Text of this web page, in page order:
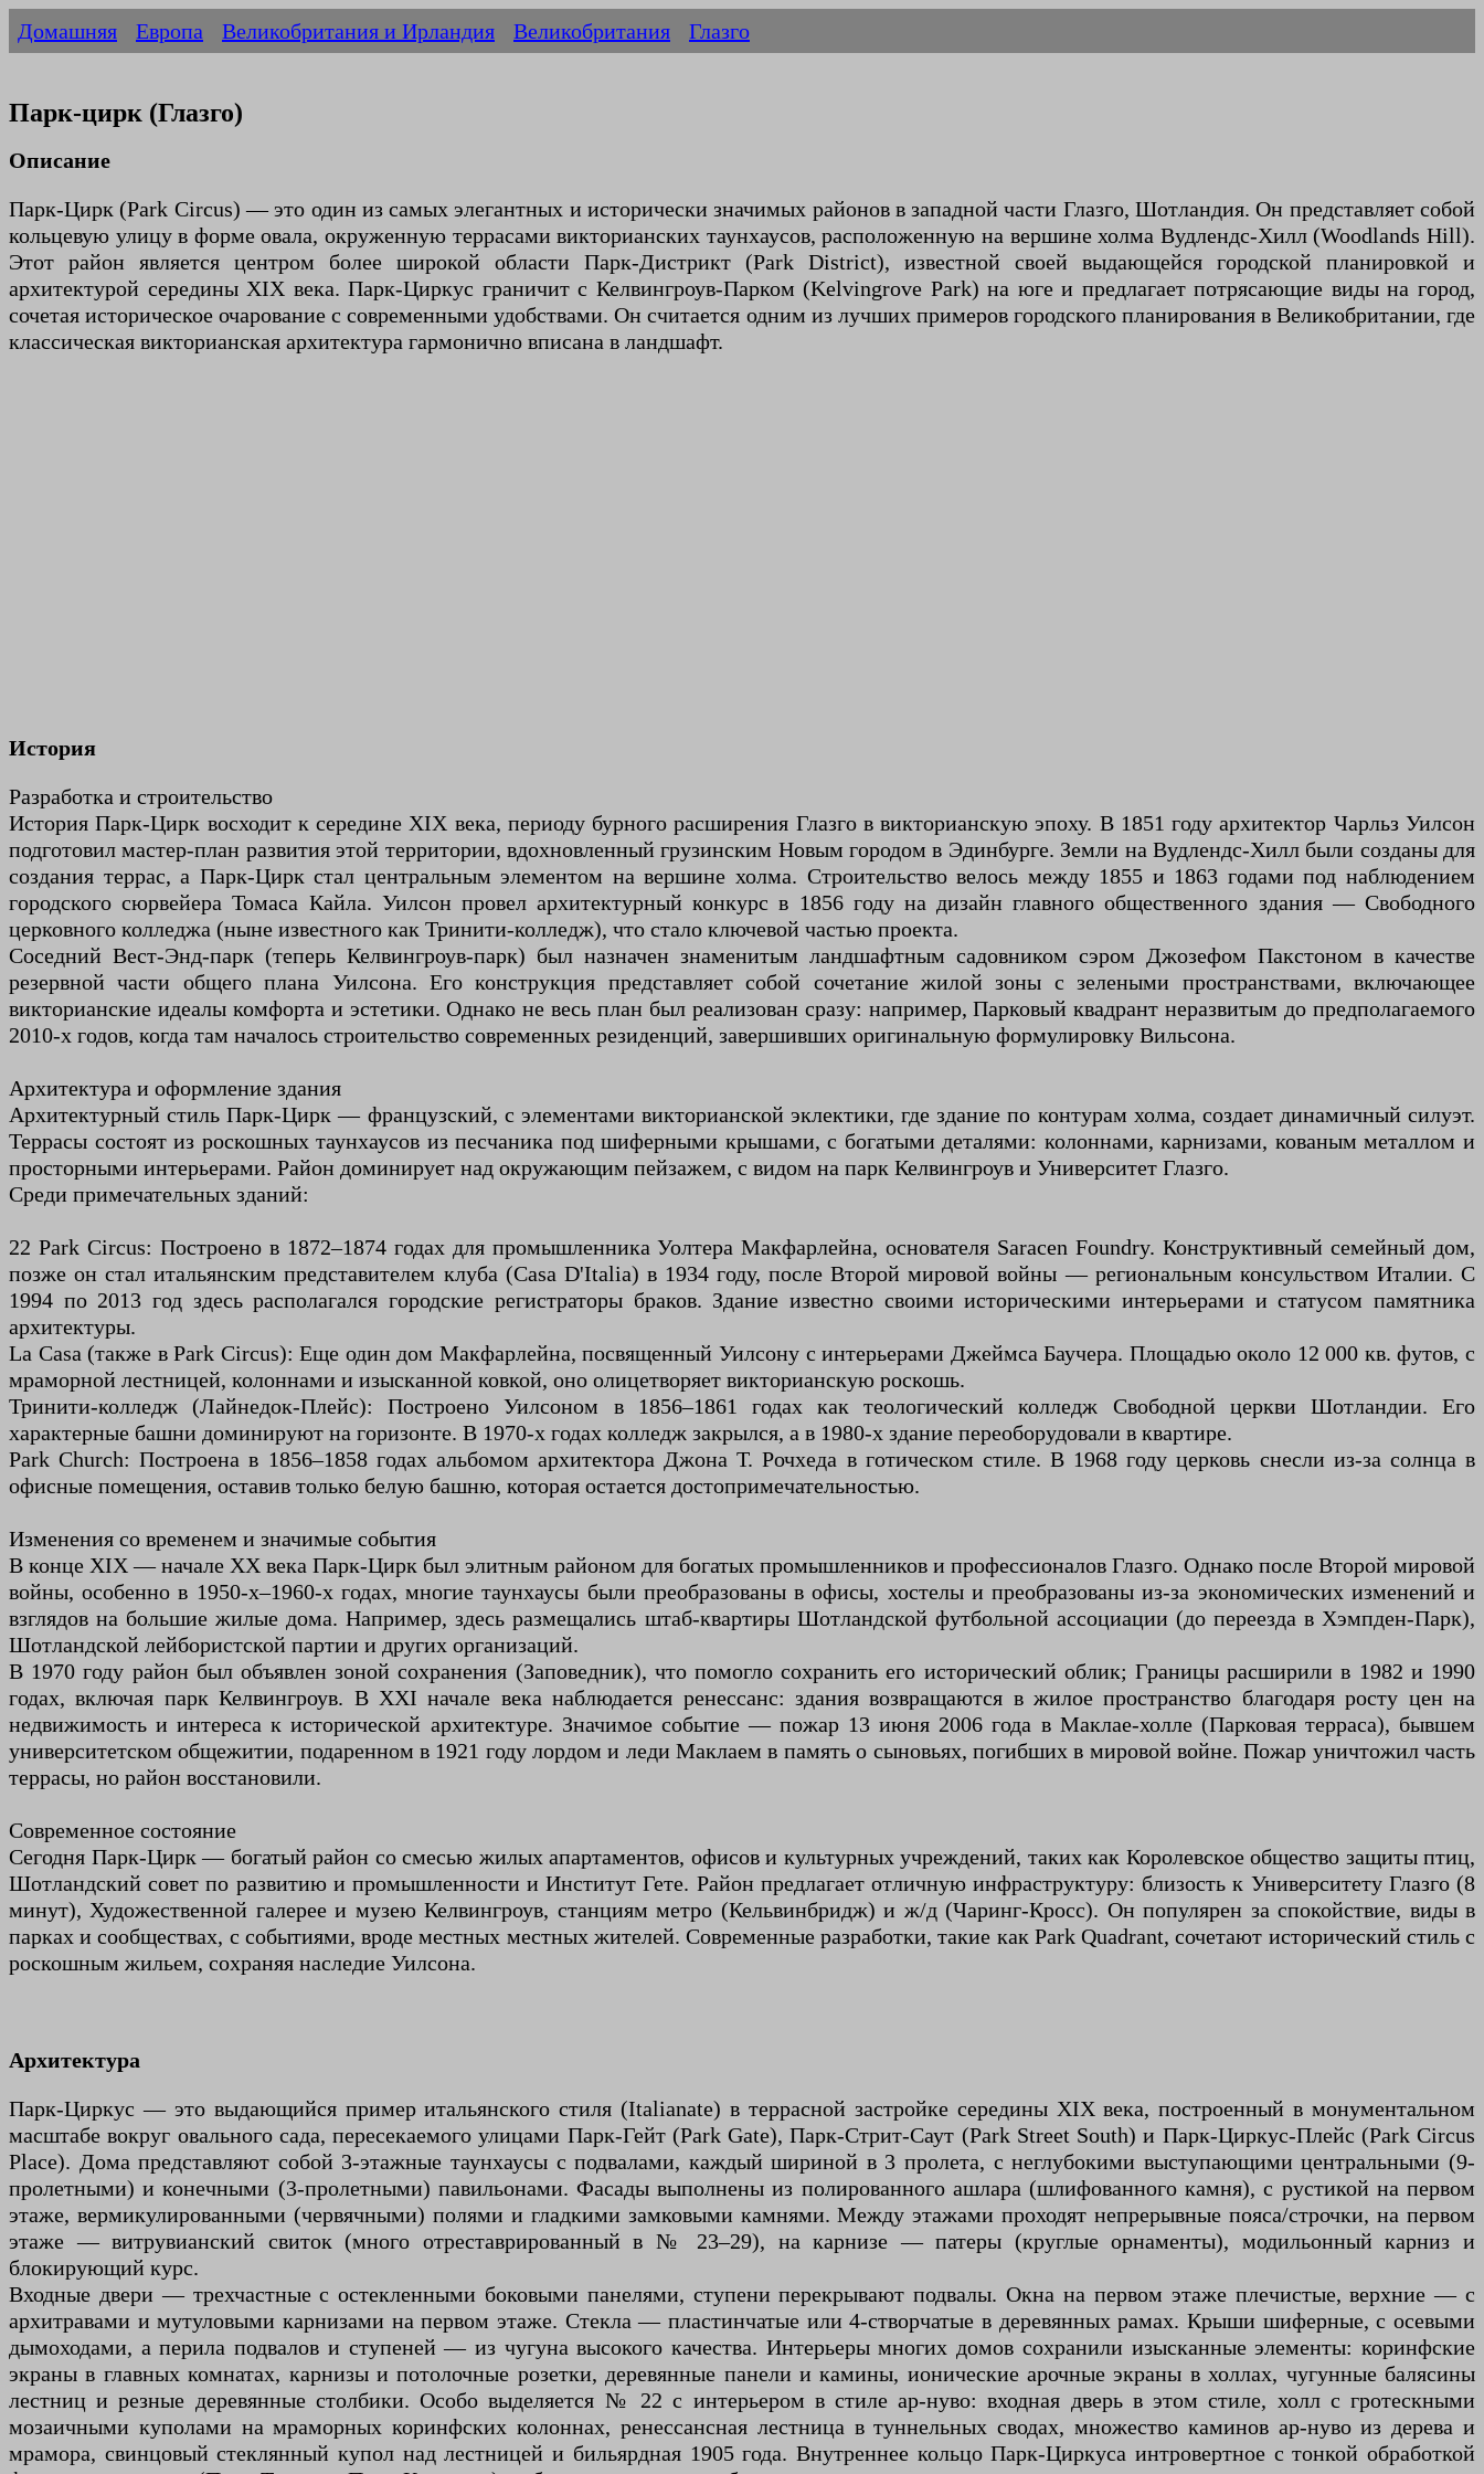
Домашняя Европа Великобритания и Ирландия Великобритания Глазго
Парк-цирк (Глазго)
Описание
Парк-Цирк (Park Circus) — это один из самых элегантных и исторически значимых районов в западной части Глазго, Шотландия. Он представляет собой
кольцевую улицу в форме овала, окруженную террасами викторианских таунхаусов, расположенную на вершине холма Вудлендс-Хилл (Woodlands Hill).
Этот район является центром более широкой области Парк-Дистрикт (Park District), известной своей выдающейся городской планировкой и
архитектурой середины XIX века. Парк-Циркус граничит с Келвингроув-Парком (Kelvingrove Park) на юге и предлагает потрясающие виды на город,
сочетая историческое очарование с современными удобствами. Он считается одним из лучших примеров городского планирования в Великобритании, где
классическая викторианская архитектура гармонично вписана в ландшафт.
История
Разработка и строительство
История Парк-Цирк восходит к середине XIX века, периоду бурного расширения Глазго в викторианскую эпоху. В 1851 году архитектор Чарльз Уилсон
подготовил мастер-план развития этой территории, вдохновленный грузинским Новым городом в Эдинбурге. Земли на Вудлендс-Хилл были созданы для
создания террас, а Парк-Цирк стал центральным элементом на вершине холма. Строительство велось между 1855 и 1863 годами под наблюдением
городского сюрвейера Томаса Кайла. Уилсон провел архитектурный конкурс в 1856 году на дизайн главного общественного здания — Свободного
церковного колледжа (ныне известного как Тринити-колледж), что стало ключевой частью проекта.
Соседний Вест-Энд-парк (теперь Келвингроув-парк) был назначен знаменитым ландшафтным садовником сэром Джозефом Пакстоном в качестве
резервной части общего плана Уилсона. Его конструкция представляет собой сочетание жилой зоны с зелеными пространствами, включающее
викторианские идеалы комфорта и эстетики. Однако не весь план был реализован сразу: например, Парковый квадрант неразвитым до предполагаемого
2010-х годов, когда там началось строительство современных резиденций, завершивших оригинальную формулировку Вильсона.
Архитектура и оформление здания
Архитектурный стиль Парк-Цирк — французский, с элементами викторианской эклектики, где здание по контурам холма, создает динамичный силуэт.
Террасы состоят из роскошных таунхаусов из песчаника под шиферными крышами, с богатыми деталями: колоннами, карнизами, кованым металлом и
просторными интерьерами. Район доминирует над окружающим пейзажем, с видом на парк Келвингроув и Университет Глазго.
Среди примечательных зданий:
22 Park Circus: Построено в 1872–1874 годах для промышленника Уолтера Макфарлейна, основателя Saracen Foundry. Конструктивный семейный дом,
позже он стал итальянским представителем клуба (Casa D'Italia) в 1934 году, после Второй мировой войны — региональным консульством Италии. С
1994 по 2013 год здесь располагался городские регистраторы браков. Здание известно своими историческими интерьерами и статусом памятника
архитектуры.
La Casa (также в Park Circus): Еще один дом Макфарлейна, посвященный Уилсону с интерьерами Джеймса Баучера. Площадью около 12 000 кв. футов, с
мраморной лестницей, колоннами и изысканной ковкой, оно олицетворяет викторианскую роскошь.
Тринити-колледж (Лайнедок-Плейс): Построено Уилсоном в 1856–1861 годах как теологический колледж Свободной церкви Шотландии. Его
характерные башни доминируют на горизонте. В 1970-х годах колледж закрылся, а в 1980-х здание переоборудовали в квартире.
Park Church: Построена в 1856–1858 годах альбомом архитектора Джона Т. Рочхеда в готическом стиле. В 1968 году церковь снесли из-за солнца в
офисные помещения, оставив только белую башню, которая остается достопримечательностью.
Изменения со временем и значимые события
В конце XIX — начале XX века Парк-Цирк был элитным районом для богатых промышленников и профессионалов Глазго. Однако после Второй мировой
войны, особенно в 1950-х–1960-х годах, многие таунхаусы были преобразованы в офисы, хостелы и преобразованы из-за экономических изменений и
взглядов на большие жилые дома. Например, здесь размещались штаб-квартиры Шотландской футбольной ассоциации (до переезда в Хэмпден-Парк),
Шотландской лейбористской партии и других организаций.
В 1970 году район был объявлен зоной сохранения (Заповедник), что помогло сохранить его исторический облик; Границы расширили в 1982 и 1990
годах, включая парк Келвингроув. В XXI начале века наблюдается ренессанс: здания возвращаются в жилое пространство благодаря росту цен на
недвижимость и интереса к исторической архитектуре. Значимое событие — пожар 13 июня 2006 года в Маклае-холле (Парковая терраса), бывшем
университетском общежитии, подаренном в 1921 году лордом и леди Маклаем в память о сыновьях, погибших в мировой войне. Пожар уничтожил часть
террасы, но район восстановили.
Современное состояние
Сегодня Парк-Цирк — богатый район со смесью жилых апартаментов, офисов и культурных учреждений, таких как Королевское общество защиты птиц,
Шотландский совет по развитию и промышленности и Институт Гете. Район предлагает отличную инфраструктуру: близость к Университету Глазго (8
минут), Художественной галерее и музею Келвингроув, станциям метро (Кельвинбридж) и ж/д (Чаринг-Кросс). Он популярен за спокойствие, виды в
парках и сообществах, с событиями, вроде местных местных жителей. Современные разработки, такие как Park Quadrant, сочетают исторический стиль с
роскошным жильем, сохраняя наследие Уилсона.
Архитектура
Парк-Циркус — это выдающийся пример итальянского стиля (Italianate) в террасной застройке середины XIX века, построенный в монументальном
масштабе вокруг овального сада, пересекаемого улицами Парк-Гейт (Park Gate), Парк-Стрит-Саут (Park Street South) и Парк-Циркус-Плейс (Park Circus
Place). Дома представляют собой 3-этажные таунхаусы с подвалами, каждый шириной в 3 пролета, с неглубокими выступающими центральными (9-
пролетными) и конечными (3-пролетными) павильонами. Фасады выполнены из полированного ашлара (шлифованного камня), с рустикой на первом
этаже, вермикулированными (червячными) полями и гладкими замковыми камнями. Между этажами проходят непрерывные пояса/строчки, на первом
этаже — витрувианский свиток (много отреставрированный в № 23–29), на карнизе — патеры (круглые орнаменты), модильонный карниз и
блокирующий курс.
Входные двери — трехчастные с остекленными боковыми панелями, ступени перекрывают подвалы. Окна на первом этаже плечистые, верхние — с
архитравами и мутуловыми карнизами на первом этаже. Стекла — пластинчатые или 4-створчатые в деревянных рамах. Крыши шиферные, с осевыми
дымоходами, а перила подвалов и ступеней — из чугуна высокого качества. Интерьеры многих домов сохранили изысканные элементы: коринфские
экраны в главных комнатах, карнизы и потолочные розетки, деревянные панели и камины, ионические арочные экраны в холлах, чугунные балясины
лестниц и резные деревянные столбики. Особо выделяется № 22 с интерьером в стиле ар-нуво: входная дверь в этом стиле, холл с гротескными
мозаичными куполами на мраморных коринфских колоннах, ренессансная лестница в туннельных сводах, множество каминов ар-нуво из дерева и
мрамора, свинцовый стеклянный купол над лестницей и бильярдная 1905 года. Внутреннее кольцо Парк-Циркуса интровертное с тонкой обработкой